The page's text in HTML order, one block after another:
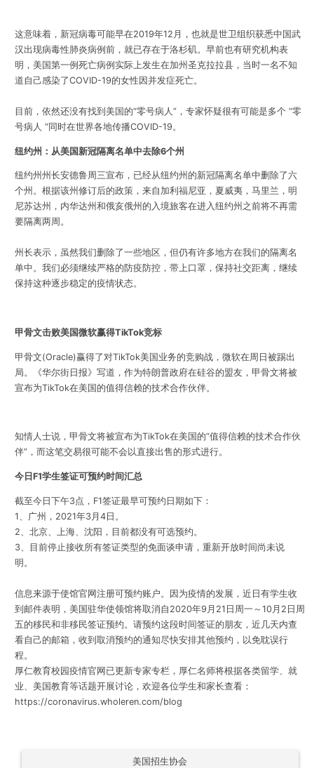
这意味着，新冠病毒可能早在2019年12 月，也就是世卫组织获悉中国武
汉出现病毒性肺炎病例前，就已存在于洛杉矶。早前也有研究机构表
明，美国第一例死亡病例实际上发生在加州圣克拉拉县，当时一名不知
道自己感染了COVID-19的女性因并发症死亡。
目前，依然还没有找到美国的“零号病人 ”，专家怀疑很有可能是多个 “零
号病人 “同时在世界各地传播COVID-19 。
纽约州：从美国新冠隔离名单中去除6个州
纽约州州长安德鲁周三宣布，已经从纽约州的新冠隔离名单中删除了六
个州。根据该州修订后的政策，来自加利福尼亚，夏威夷，马里兰，明
尼苏达州，内华达州和俄亥俄州的入境旅客在进入纽约州之前将不再需
要隔离两周。
州长表示，虽然我们删除了一些地区，但仍有许多地方在我们的隔离名
单中。我们必须继续严格的防疫防控，带上口罩，保持社交距离，继续
保持这种逐步稳定的疫情状态。
甲骨文击败美国微软赢得TikTok竞标
甲骨文(Oracle)赢得了对TikTok美国业务的竞购战，微软在周日被踢出
局。《华尔街日报》写道，作为特朗普政府在硅谷的盟友，甲骨文将被
宣布为TikTok在美国的值得信赖的技术合作伙伴。
知情人士说，甲骨文将被宣布为TikTok在美国的“值得信赖的技术合作伙
伴”，而这笔交易很可能不会以直接出售的形式进行。
今日 F1学生签证可预约时间汇总
截至今日下午3点， F1签证最早可预约日期如下：
1 、广州， 2021年3月 4日。
2 、北京、上海、沈阳，目前都没有可选预约。
3、目前停止接收所有签证类型的免面谈申请，重新开放时间尚未说
明。
信息来源于使馆官网注册可预约账户。因为疫情的发展，近日有学生收
到邮件表明，美国驻华使领馆将取消自 2020年9 月 21 日周一～ 10月 2 日周
五的移民和非移民签证预约。请预约这段时间签证的朋友，近几天内查
看自己的邮箱，收到取消预约的通知尽快安排其他预约，以免耽误行
程。
厚仁教育校园疫情官网已更新专家专栏，厚仁名师将根据各类留学、就
业、美国教育等话题开展讨论，欢迎各位学生和家长查看：
https://coronavirus.wholeren.com/blog
美国招生协会